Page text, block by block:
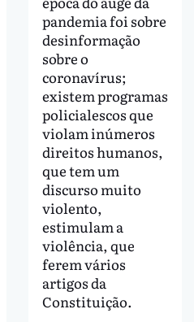
pandemia foi sobre
desinformação
sobre o
coronavírus;
existem programas
policialescos que
violam inúmeros
direitos humanos,
que tem um
discurso muito
violento,
estimulam a
violência, que
ferem vários
artigos da
Constituição.